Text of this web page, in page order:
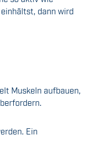
dann wird
Muskeln aufbauen,
Ein